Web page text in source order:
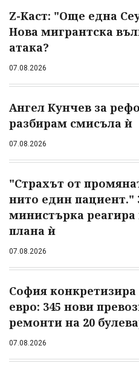
Z-Каст: "Още една
Нова мигрантска
атака?
07.08.2026
Ангел Кунчев за
разбирам смисъла ѝ
07.08.2026
"Страхът от
нито един пациент."
министърка
плана ѝ
07.08.2026
София конкретизира
евро: 345 нови
ремонти на 20
07.08.2026